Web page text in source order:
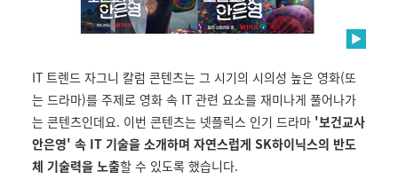
IT 트렌드 자그니 칼럼 콘텐츠는 그 시기의 시의성 높은 영화(또
는 드라마)를 주제로 영화 속 IT 관련 요소를 재미나게 풀어나가
는 콘텐츠인데요. 이번 콘텐츠는 넷플릭스 인기 드라마 '보건교사
안은영' 속 IT 기술을 소개하며 자연스럽게 SK하이닉스의 반도
체 기술력을 노출할 수 있도록 했습니다.